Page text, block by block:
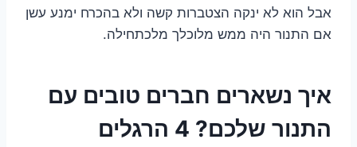
אבל הוא לא ינקה הצטברות קשה ולא בהכרח ימנע עשן
אם התנור היה ממש מלוכלך מלכתחילה.
איך נשארים חברים טובים עם
התנור שלכם? 4 הרגלים